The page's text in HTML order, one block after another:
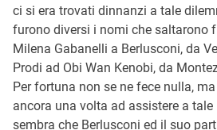
ci si era trovati dinnanzi a tale
furono diversi i nomi che saltarono
Milena Gabanelli a Berlusconi, da
Prodi ad Obi Wan Kenobi, da
Per fortuna non se ne fece nulla,
ancora una volta ad assistere a
sembra che Berlusconi ed il suo